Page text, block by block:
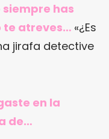
siempre has
te atreves… «¿Es
jirafa detective
en la
de…